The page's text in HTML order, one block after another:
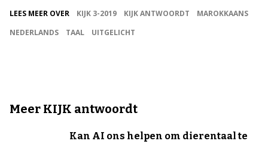
LEES MEER OVER KIJK 3-2019 KIJK ANTWOORDT
MAROKKAANS
NEDERLANDS
TAAL UITGELICHT
Meer KIJK antwoordt
Kan AI ons helpen om dierentaal te